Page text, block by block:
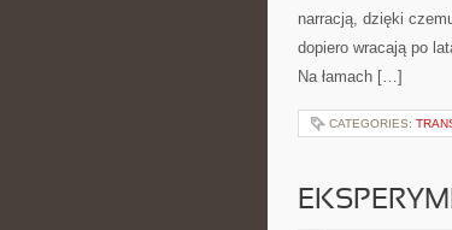
narracją, dzięki
dopiero wracają po
Na łamach […]
CATEGORIES: